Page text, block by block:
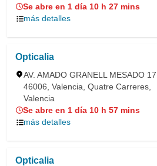
Se abre en 1 día 10 h 27 mins
más detalles
Opticalia
AV. AMADO GRANELL MESADO 17,
46006, Valencia, Quatre Carreres,
Valencia
Se abre en 1 día 10 h 57 mins
más detalles
Opticalia